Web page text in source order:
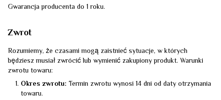
Gwarancja producenta do 1 roku.
Zwrot
Rozumiemy, że czasami mogą zaistnieć sytuacje, w których
będziesz musiał zwrócić lub wymienić zakupiony produkt. Warunki
zwrotu towaru:
Okres zwrotu: Termin zwrotu wynosi 14 dni od daty otrzymania
towaru.